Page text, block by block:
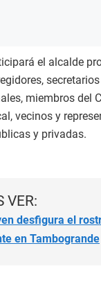
el alcalde
miembros del
vecinos y
y privadas.
VER:
desfigura el
en Tambogrande